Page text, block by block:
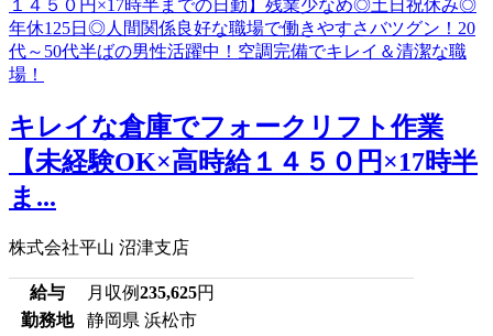
キレイな倉庫でフォークリフト作業
【未経験OK×高時給１４５０円×17時半
ま...
株式会社平山 沼津支店
給与 月収例235,625円
勤務地
静岡県 浜松市